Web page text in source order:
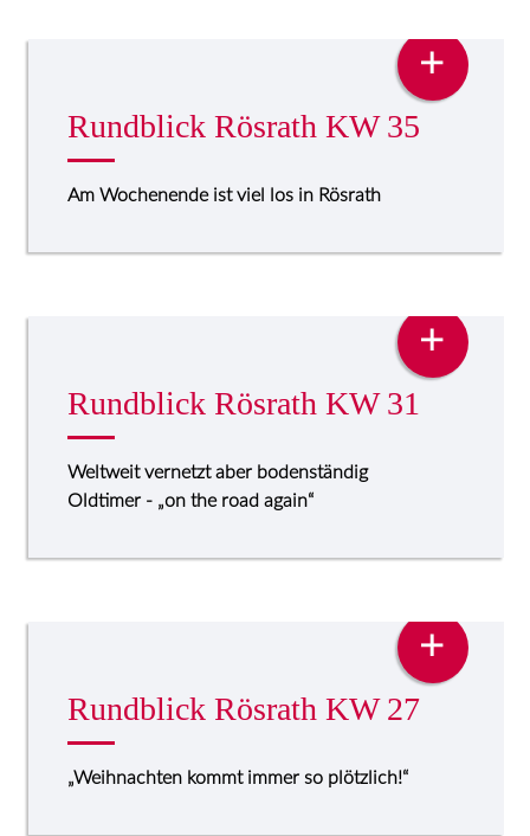
Rundblick Rösrath KW 35
Am Wochenende ist viel los in Rösrath
+
Rundblick Rösrath KW 31
Weltweit vernetzt aber bodenständig
Oldtimer - „on the road again“
+
Rundblick Rösrath KW 27
„Weihnachten kommt immer so plötzlich!“
+